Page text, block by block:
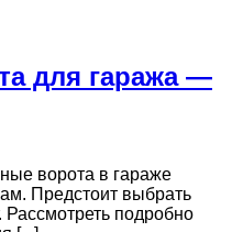
для гаража —
ворота в гараже
Предстоит выбрать
Рассмотреть подробно